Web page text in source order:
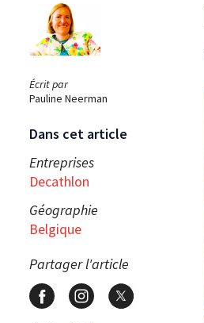
Écrit par
Pauline Neerman
Dans cet article
Entreprises
Decathlon
Géographie
Belgique
Partager l'article